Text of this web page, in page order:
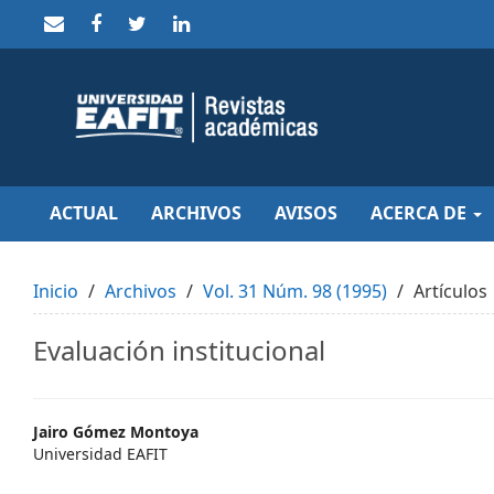
to
Main
Navigation
Content
Sidebar
ACTUAL ARCHIVOS AVISOS ACERCA DE
Inicio Archivos Vol. 31 Núm. 98 (1995) Artículos
Evaluación institucional
Main
Article
Jairo Gómez Montoya
Universidad EAFIT